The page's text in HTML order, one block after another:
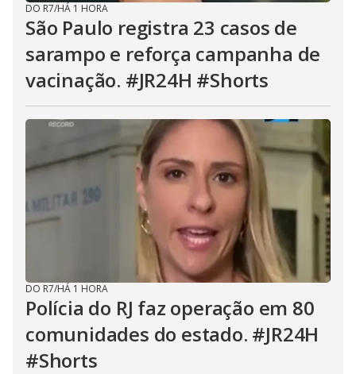
DO R7/HÁ 1 HORA
São Paulo registra 23 casos de
sarampo e reforça campanha de
vacinação. #JR24H #Shorts
DO R7/HÁ 1 HORA
Polícia do RJ faz operação em 80
comunidades do estado. #JR24H
#Shorts